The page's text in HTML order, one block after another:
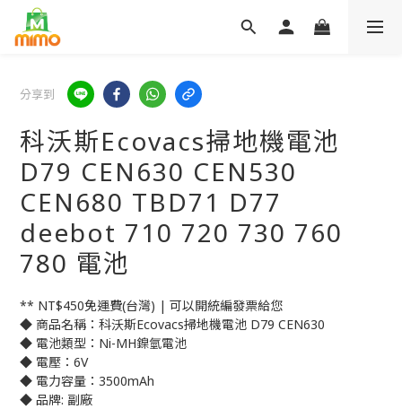
分享到
科沃斯Ecovacs掃地機電池
D79 CEN630 CEN530
CEN680 TBD71 D77
deebot 710 720 730 760
780 電池
** NT$450免運費(台灣) | 可以開統編發票給您
◆ 商品名稱：科沃斯Ecovacs掃地機電池 D79 CEN630
◆ 電池類型：Ni-MH鎳氫電池
◆ 電壓：6V
◆ 電力容量：3500mAh
◆ 品牌: 副廠